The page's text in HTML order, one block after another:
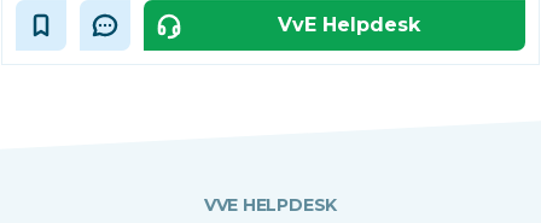
VvE Helpdesk
VVE HELPDESK